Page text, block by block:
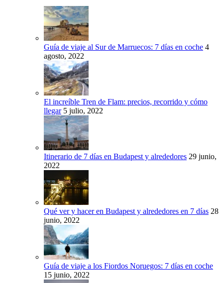
Guía de viaje al Sur de Marruecos: 7 días en coche 4
agosto, 2022
El increíble Tren de Flam: precios, recorrido y cómo
llegar 5 julio, 2022
Itinerario de 7 días en Budapest y alrededores 29 junio,
2022
Qué ver y hacer en Budapest y alrededores en 7 días 28
junio, 2022
Guía de viaje a los Fiordos Noruegos: 7 días en coche
15 junio, 2022